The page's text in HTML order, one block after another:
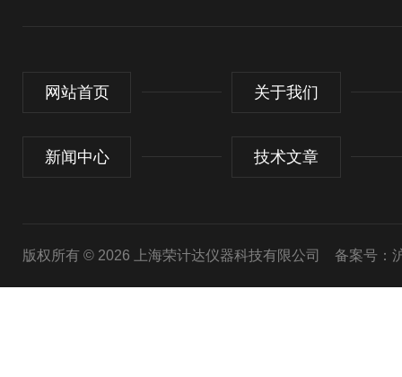
网站首页 关于我们
新闻中心 技术文章
版权所有 © 2026 上海荣计达仪器科技有限公司 备案号：